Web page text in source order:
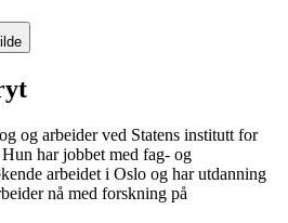
og arbeider ved Statens institutt for
har jobbet med fag- og
arbeidet i Oslo og har utdanning
nå med forskning på